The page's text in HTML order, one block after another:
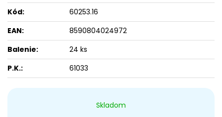
Skladom
Kód:
60253.16
EAN:
8590804024972
Balenie:
24 ks
P.K.:
61033